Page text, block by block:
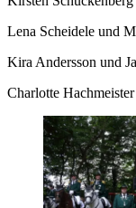
Lena Scheidele und
Kira Andersson und
Charlotte